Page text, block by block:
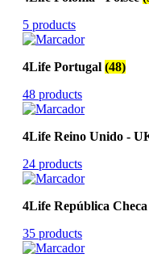
5 products
4Life Portugal (48)
48 products
4Life Reino Unido -
24 products
4Life República
35 products